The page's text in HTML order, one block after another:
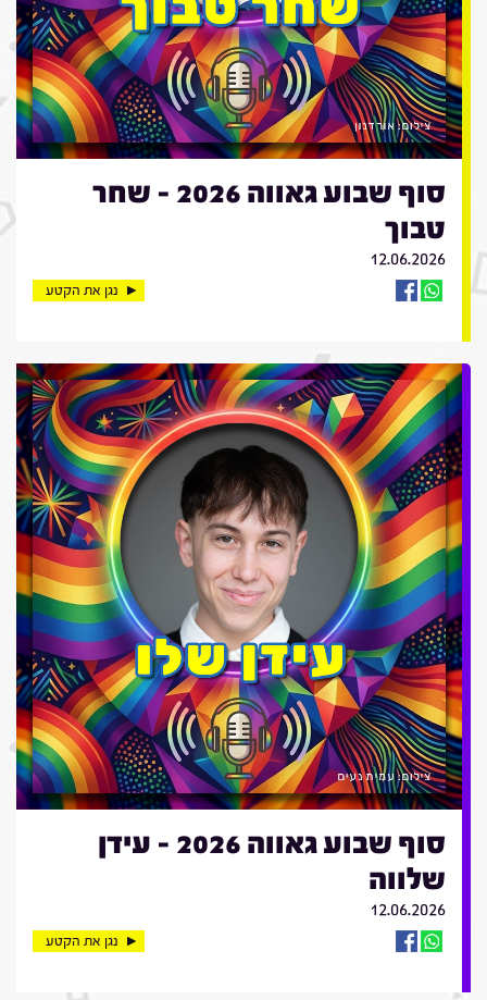
סוף שבוע גאווה 2026 - שחר
טבוך
12.06.2026
נגן את הקטע
סוף שבוע גאווה 2026 - עידן
שלווה
12.06.2026
נגן את הקטע